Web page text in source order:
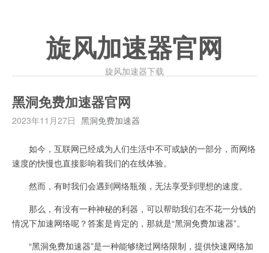
旋风加速器官网
旋风加速器下载
黑洞免费加速器官网
2023年11月27日 黑洞免费加速器
如今，互联网已经成为人们生活中不可或缺的一部分，而网络
速度的快慢也直接影响着我们的在线体验。
然而，有时我们会遇到网络瓶颈，无法享受到理想的速度。
那么，有没有一种神秘的利器，可以帮助我们在不花一分钱的
情况下加速网络呢？答案是肯定的，那就是“黑洞免费加速器”。
“黑洞免费加速器”是一种能够绕过网络限制，提供快速网络加